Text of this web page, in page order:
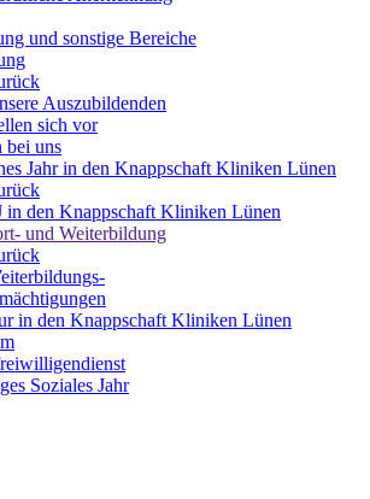
und sonstige Bereiche
Auszubildenden
sich vor
bei uns
Jahr in den Knappschaft Kliniken Lünen
in den Knappschaft Kliniken Lünen
und Weiterbildung
in den Knappschaft Kliniken Lünen
Soziales Jahr